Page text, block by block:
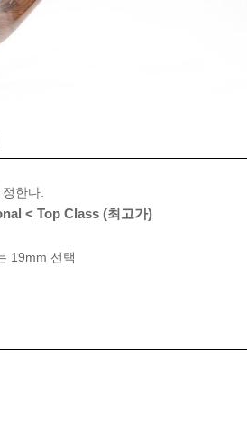
한다.
< Top Class (최고가)
19mm 선택